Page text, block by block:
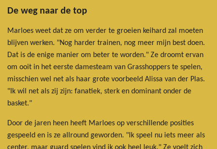
De weg naar de top
Marloes weet dat ze om verder te groeien keihard zal moeten
blijven werken. "Nog harder trainen, nog meer mijn best doen.
Dat is de enige manier om beter te worden." Ze droomt ervan
om ooit in het eerste damesteam van Grasshoppers te spelen,
misschien wel net als haar grote voorbeeld Alissa van der Plas.
"Ik wil net als zij zijn: fanatiek, sterk en dominant onder de
basket."
Door de jaren heen heeft Marloes op verschillende posities
gespeeld en is ze allround geworden. "Ik speel nu iets meer als
center, maar guard spelen vind ik ook heel leuk." Ze voelt zich